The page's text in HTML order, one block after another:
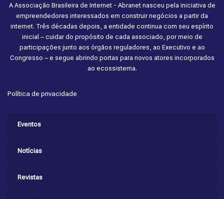
A Associação Brasileira de Internet - Abranet nasceu pela iniciativa de
empreendedores interessados em construir negócios a partir da
internet. Três décadas depois, a entidade continua com seu espírito
inicial – cuidar do propósito de cada associado, por meio de
participações junto aos órgãos reguladores, ao Executivo e ao
Congresso – e segue abrindo portas para novos atores incorporados
ao ecossistema.
Política de privacidade
Eventos
Notícias
Revistas